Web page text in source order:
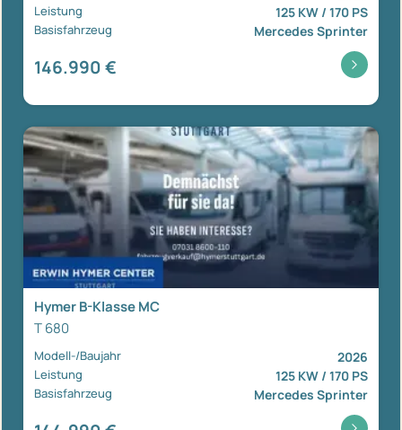
Leistung 125 KW / 170 PS
Basisfahrzeug Mercedes Sprinter
146.990 €
Hymer B-Klasse MC
T 680
Modell-/Baujahr 2026
Leistung 125 KW / 170 PS
Basisfahrzeug Mercedes Sprinter